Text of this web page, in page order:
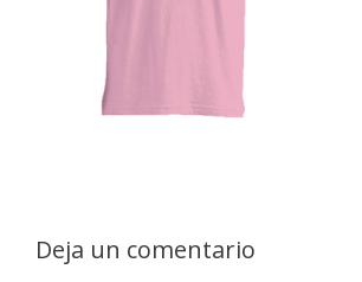
Deja un comentario